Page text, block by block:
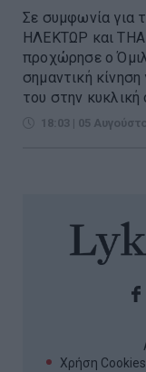
Σε συμφωνία για
ΗΛΕΚΤΩΡ και
προχώρησε ο
σημαντική
του στην κυκλική
18:03 | 05
Χρήση